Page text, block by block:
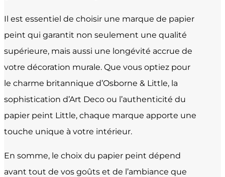
Il est essentiel de choisir une marque de papier
peint qui garantit non seulement une qualité
supérieure, mais aussi une longévité accrue de
votre décoration murale. Que vous optiez pour
le charme britannique d’Osborne & Little, la
sophistication d’Art Deco ou l’authenticité du
papier peint Little, chaque marque apporte une
touche unique à votre intérieur.
En somme, le choix du papier peint dépend
avant tout de vos goûts et de l’ambiance que